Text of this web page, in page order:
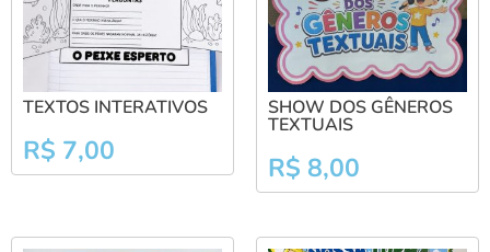
TEXTOS INTERATIVOS
R$ 7,00
SHOW DOS GÊNEROS
TEXTUAIS
R$ 8,00